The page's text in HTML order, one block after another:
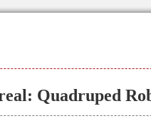
Quadruped